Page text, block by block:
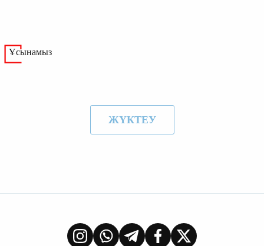
Ұсынамыз
ЖҮКТЕУ